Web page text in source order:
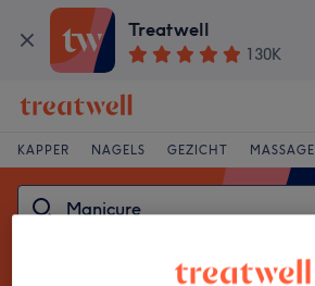
Treatwell
130K
KAPPER NAGELS GEZICHT MASSAGE